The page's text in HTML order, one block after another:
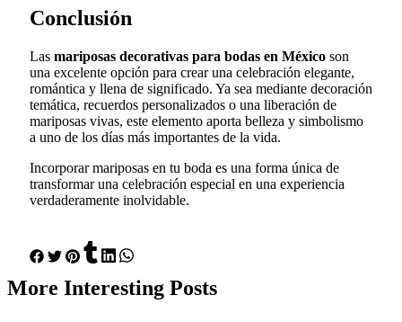
Conclusión
Las mariposas decorativas para bodas en México son
una excelente opción para crear una celebración elegante,
romántica y llena de significado. Ya sea mediante decoración
temática, recuerdos personalizados o una liberación de
mariposas vivas, este elemento aporta belleza y simbolismo
a uno de los días más importantes de la vida.
Incorporar mariposas en tu boda es una forma única de
transformar una celebración especial en una experiencia
verdaderamente inolvidable.
More Interesting Posts